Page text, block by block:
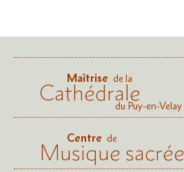
Maîtrise de la
Cathédraledu Puy-en-Velay
Centre de
Musique sacrée